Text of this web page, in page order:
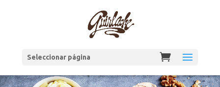
Seleccionar página